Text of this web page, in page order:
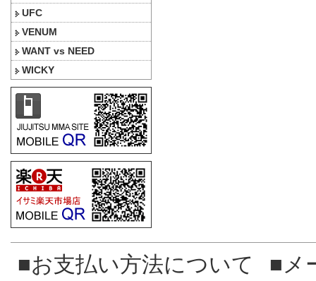
UFC
VENUM
WANT vs NEED
WICKY
■お支払い方法について
■メ